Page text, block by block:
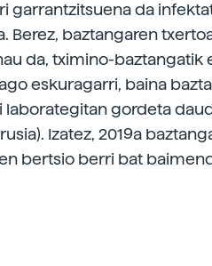
garrantzitsuena da
Berez, baztangaren
da, tximino-baztangatik
eskuragarri, baina
gordeta
Izatez, 2019a
bertsio berri bat